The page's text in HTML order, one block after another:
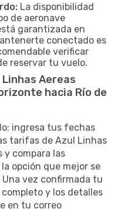
La disponibilidad
de aeronave
garantizada en
conectado es
verificar
reservar tu vuelo.
Aereas
hacia Río de
ingresa tus fechas
tarifas de Azul Linhas
y compara las
opción que mejor se
vez confirmada tu
y los detalles
en tu correo